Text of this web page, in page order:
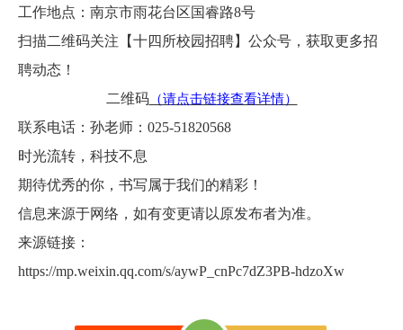
工作地点：南京市雨花台区国睿路8号
扫描二维码关注【十四所校园招聘】公众号，获取更多招
聘动态！
二维码（请点击链接查看详情）
联系电话：孙老师：025-51820568
时光流转，科技不息
期待优秀的你，书写属于我们的精彩！
信息来源于网络，如有变更请以原发布者为准。
来源链接：
https://mp.weixin.qq.com/s/aywP_cnPc7dZ3PB-hdzoXw